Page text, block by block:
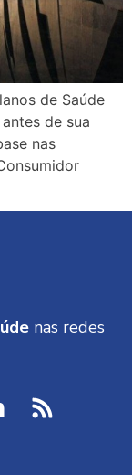
de Saúde
de sua
nas
nas redes